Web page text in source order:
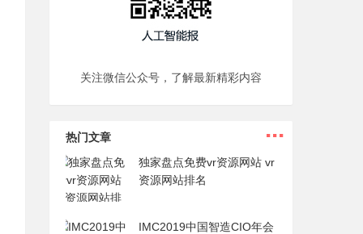
关注微信公众号，了解最新精彩内容
热门文章 ...
独家盘点免费vr资源网站 vr
资源网站排名
IMC2019中国智造CIO年会